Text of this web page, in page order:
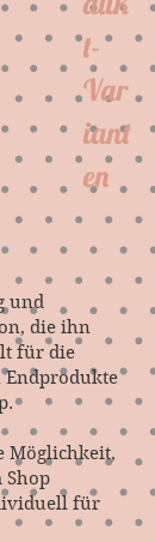
t-
Var
iant
en
und
die ihn
für die
Möglichkeit,
für